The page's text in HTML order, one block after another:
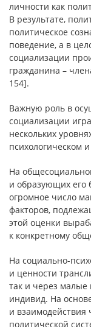
личности как
В результате,
политическое
поведение, а в
социализации
гражданина –
154].
Важную роль в
социализации
нескольких
психологическом
На
и образующих его
огромное число
факторов,
этой оценки
к конкретному
На социально-
и ценности
так и через малые
индивид. На
и взаимодействия
политической